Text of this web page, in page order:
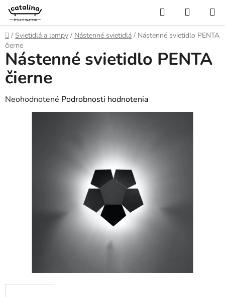
Prejsť
obsah
Hľadať
KOŠÍK
Domov
/ Svietidlá a lampy / Nástenné svietidlá / Nástenné svietidlo PENTA
čierne
Nástenné svietidlo PENTA
čierne
Priemerné
hodnotenie
Neohodnotené Podrobnosti hodnotenia